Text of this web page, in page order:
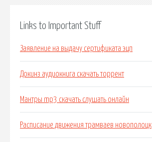
Links to Important Stuff
Заявление на выдачу сертификата эцп
Докинз аудиокнига скачать торрент
Мантры mp3 скачать слушать онлайн
Расписание движения трамваев новополоцк